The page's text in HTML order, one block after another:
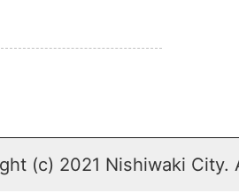
(c) 2021 Nishiwaki City.